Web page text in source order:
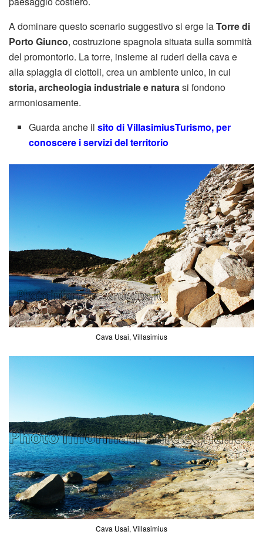
A dominare questo scenario suggestivo si erge laTorre di
Porto Giunco, costruzione spagnola situata sulla sommità
del promontorio. La torre, insieme ai ruderi della cava e
alla spiaggia di ciottoli, crea un ambiente unico, in cui
storia, archeologia industriale e naturasi fondono
armoniosamente.
Guarda anche ilsito di VillasimiusTurismo, per
conoscere i servizi del territorio
Cava Usai, Villasimius
Cava Usai, Villasimius